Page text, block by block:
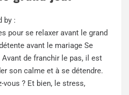
by :
pour se relaxer avant le grand
avant le mariage Se
de franchir le pas, il est
son calme et à se détendre.
vous ? Et bien, le stress,